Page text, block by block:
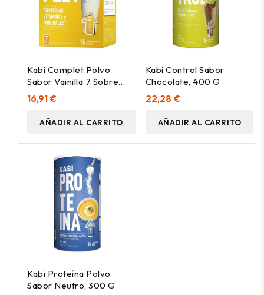
Kabi Complet Polvo
Sabor Vainilla 7 Sobres
62G
16,91 €
AÑADIR AL CARRITO
Kabi Control Sabor
Chocolate, 400 G
22,28 €
AÑADIR AL CARRITO
Kabi Proteína Polvo
Sabor Neutro, 300 G